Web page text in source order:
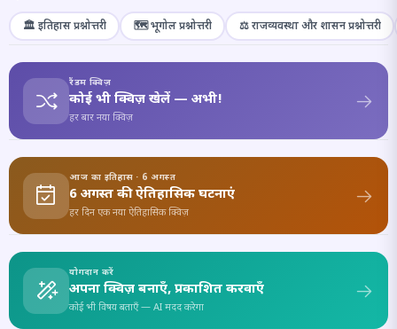
🏛️ इतिहास प्रश्नोत्तरी 🗺️ भूगोल प्रश्नोत्तरी ⚖️ राजव्यवस्था और शासन प्रश्नोत्तरी
रैंडम क्विज़
कोई भी क्विज़ खेलें — अभी!
हर बार नया क्विज़
आज का इतिहास · 6 अगस्त
6 अगस्त की ऐतिहासिक घटनाएं
हर दिन एक नया ऐतिहासिक क्विज़
योगदान करें
अपना क्विज़ बनाएँ, प्रकाशित करवाएँ
कोई भी विषय बताएँ — AI मदद करेगा